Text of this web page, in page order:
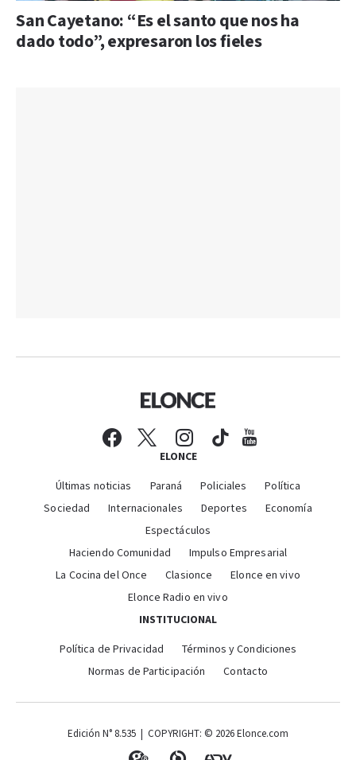
San Cayetano: “Es el santo que nos ha
dado todo”, expresaron los fieles
ELONCE
Últimas noticias Paraná Policiales
Política
Sociedad
Internacionales Deportes
Economía
Espectáculos
Haciendo Comunidad
Impulso Empresarial
La Cocina del Once
Clasionce
Elonce en vivo
Elonce Radio en vivo
INSTITUCIONAL
Política de Privacidad
Términos y Condiciones
Normas de Participación
Contacto
Edición N° 8.535 | COPYRIGHT: © 2026 Elonce.com